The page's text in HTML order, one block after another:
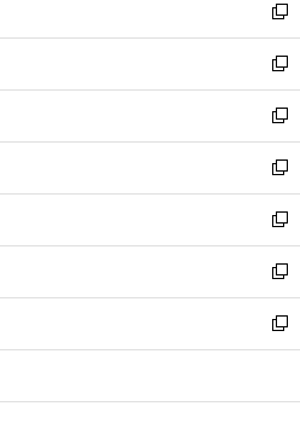
く
ド
ウ
で
開
く
ィ
ン
ド
ウ
で
開
く
い
ウ
ィ
ン
ド
ウ
で
開
く
新
し
い
ウ
ィ
ン
ド
ウ
で
開
く
新
し
い
ウ
ィ
ン
ド
ウ
で
開
く
新
し
い
ウ
ィ
ン
ド
ウ
で
開
新
し
い
ウ
ィ
ン
ド
ウ
開
新
し
い
ウ
ィ
ン
ウ
新
し
い
ウ
ン
新
し
ウ